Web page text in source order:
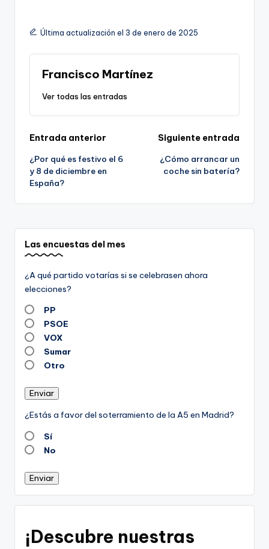
Última actualización el 3 de enero de 2025
Francisco Martínez
Ver todas las entradas
Navegación
de
entradas
Entrada anterior
¿Por qué es festivo el 6
y 8 de diciembre en
España?
Siguiente entrada
¿Cómo arrancar un
coche sin batería?
Las encuestas del mes
¿A qué partido votarías si se celebrasen ahora
elecciones?
PP
PSOE
VOX
Sumar
Otro
Enviar
¿Estás a favor del soterramiento de la A5 en Madrid?
Sí
No
Enviar
¡Descubre nuestras